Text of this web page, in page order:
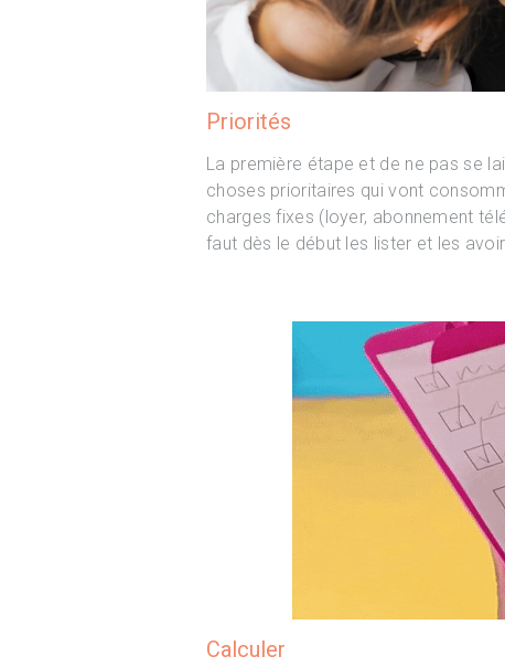
Priorités
La première étape et de ne pas se
choses prioritaires qui vont
charges fixes (loyer, abonnement
faut dès le début les lister et les
Calculer